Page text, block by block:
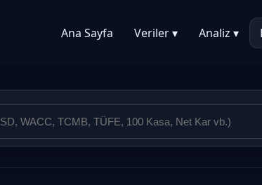
Ana Sayfa Veriler ▾ Analiz ▾